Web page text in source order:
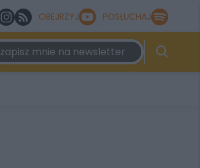
OBEJRZYJ POSŁUCHAJ
zapisz mnie na newsletter